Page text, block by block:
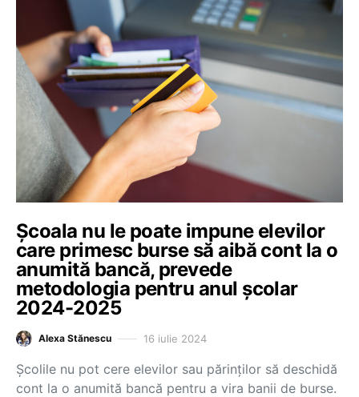
Școala nu le poate impune elevilor
care primesc burse să aibă cont la o
anumită bancă, prevede
metodologia pentru anul școlar
2024-2025
Alexa Stănescu 16 iulie 2024
Școlile nu pot cere elevilor sau părinților să deschidă
cont la o anumită bancă pentru a vira banii de burse.